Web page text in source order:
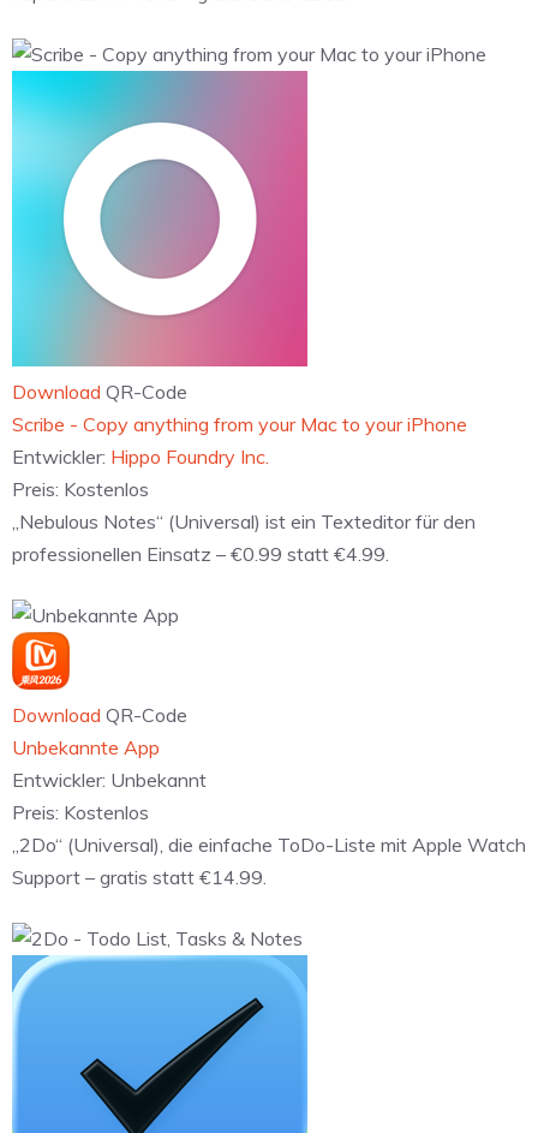
Download QR-Code
‎Scribe - Copy anything from your Mac to your iPhone
Entwickler: Hippo Foundry Inc.
Preis: Kostenlos
„Nebulous Notes“ (Universal) ist ein Texteditor für den
professionellen Einsatz – €0.99 statt €4.99.
Download QR-Code
Unbekannte App
Entwickler: Unbekannt
Preis: Kostenlos
„2Do“ (Universal), die einfache ToDo-Liste mit Apple Watch
Support – gratis statt €14.99.